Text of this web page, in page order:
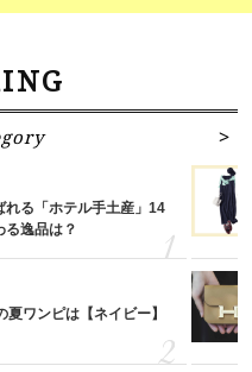
れる「ホテル手土産」14
る逸品は？
ワンピは【ネイビー】